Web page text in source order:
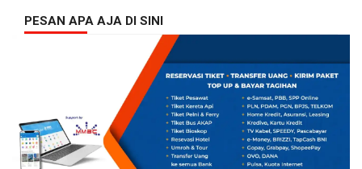
PESAN APA AJA DI SINI